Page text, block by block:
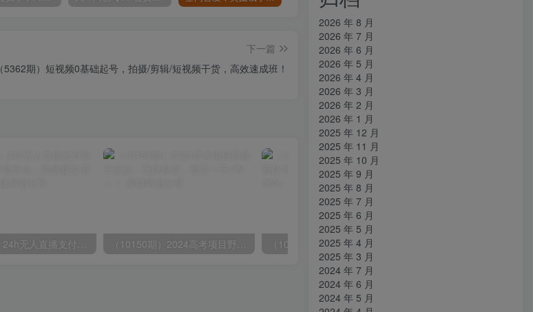
下一篇
（5362期）短视频0基础起号，拍摄/剪辑/短视频干货，高效速成班！
（9934期）24h无人直播支付宝项目，最新带货玩法，纯躺赚实测日入500+ （10150期）2024高考项目野路子玩法，无限裂变，最高一天1W＋！
2026 年 8 月
2026 年 7 月
2026 年 6 月
2026 年 5 月
2026 年 4 月
2026 年 3 月
2026 年 2 月
2026 年 1 月
2025 年 12 月
2025 年 11 月
2025 年 10 月
2025 年 9 月
2025 年 8 月
2025 年 7 月
2025 年 6 月
2025 年 5 月
2025 年 4 月
2025 年 3 月
2024 年 7 月
2024 年 6 月
2024 年 5 月